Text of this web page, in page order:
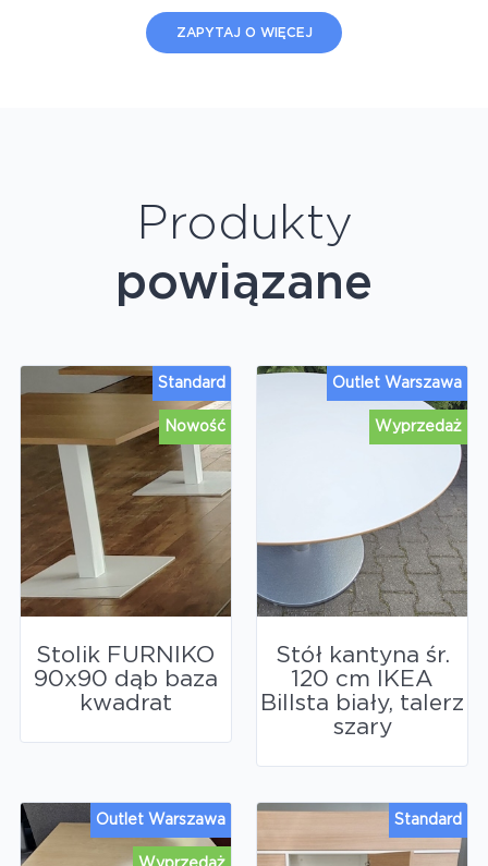
ZAPYTAJ O WIĘCEJ
Produkty
powiązane
Nowość
Standard
Stolik FURNIKO
90x90 dąb baza
kwadrat
Wyprzedaż
Outlet Warszawa
Stół kantyna śr.
120 cm IKEA
Billsta biały, talerz
szary
Outlet Warszawa Standard